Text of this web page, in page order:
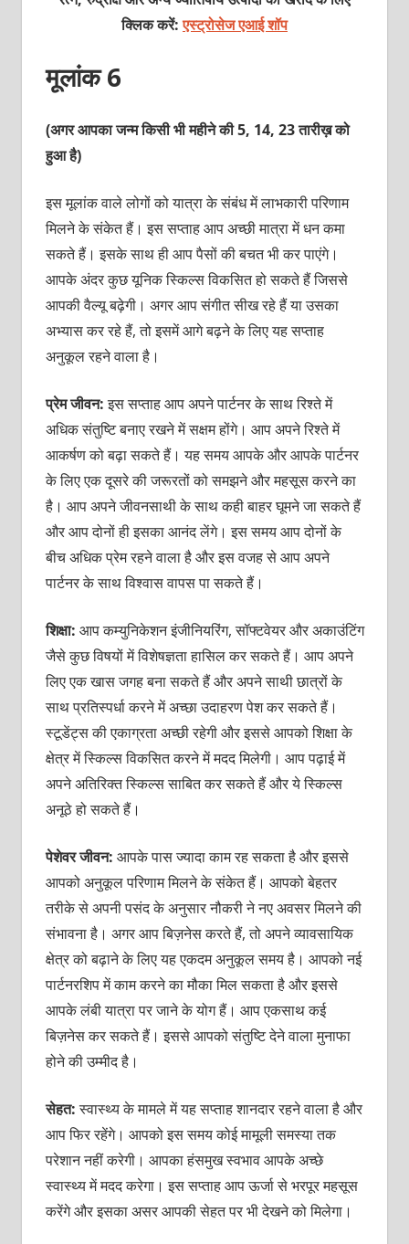
क्लिक करें:एस्ट्रोसेज एआई शॉप
मूलांक 6
(अगर आपका जन्म किसी भी महीने की 5, 14, 23 तारीख़ को
हुआ है)
इस मूलांक वाले लोगों को यात्रा के संबंध में लाभकारी परिणाम
मिलने के संकेत हैं। इस सप्ताह आप अच्छी मात्रा में धन कमा
सकते हैं। इसके साथ ही आप पैसों की बचत भी कर पाएंगे।
आपके अंदर कुछ यूनिक स्किल्स विकसित हो सकते हैं जिससे
आपकी वैल्यू बढ़ेगी। अगर आप संगीत सीख रहे हैं या उसका
अभ्यास कर रहे हैं, तो इसमें आगे बढ़ने के लिए यह सप्ताह
अनुकूल रहने वाला है।
प्रेम जीवन:इस सप्ताह आप अपने पार्टनर के साथ रिश्ते में
अधिक संतुष्टि बनाए रखने में सक्षम होंगे। आप अपने रिश्ते में
आकर्षण को बढ़ा सकते हैं। यह समय आपके और आपके पार्टनर
के लिए एक दूसरे की जरूरतों को समझने और महसूस करने का
है। आप अपने जीवनसाथी के साथ कही बाहर घूमने जा सकते हैं
और आप दोनों ही इसका आनंद लेंगे। इस समय आप दोनों के
बीच अधिक प्रेम रहने वाला है और इस वजह से आप अपने
पार्टनर के साथ विश्वास वापस पा सकते हैं।
शिक्षा: आप कम्युनिकेशन इंजीनियरिंग, सॉफ्टवेयर और अकाउंटिंग
जैसे कुछ विषयों में विशेषज्ञता हासिल कर सकते हैं। आप अपने
लिए एक खास जगह बना सकते हैं और अपने साथी छात्रों के
साथ प्रतिस्पर्धा करने में अच्छा उदाहरण पेश कर सकते हैं।
स्टूडेंट्स की एकाग्रता अच्छी रहेगी और इससे आपको शिक्षा के
क्षेत्र में स्किल्स विकसित करने में मदद मिलेगी। आप पढ़ाई में
अपने अतिरिक्त स्किल्स साबित कर सकते हैं और ये स्किल्स
अनूठे हो सकते हैं।
पेशेवर जीवन: आपके पास ज्यादा काम रह सकता है और इससे
आपको अनुकूल परिणाम मिलने के संकेत हैं। आपको बेहतर
तरीके से अपनी पसंद के अनुसार नौकरी ने नए अवसर मिलने की
संभावना है। अगर आप बिज़नेस करते हैं, तो अपने व्यावसायिक
क्षेत्र को बढ़ाने के लिए यह एकदम अनुकूल समय है। आपको नई
पार्टनरशिप में काम करने का मौका मिल सकता है और इससे
आपके लंबी यात्रा पर जाने के योग हैं। आप एकसाथ कई
बिज़नेस कर सकते हैं। इससे आपको संतुष्टि देने वाला मुनाफा
होने की उम्मीद है।
सेहत:स्वास्थ्य के मामले में यह सप्ताह शानदार रहने वाला है और
आप फिर रहेंगे। आपको इस समय कोई मामूली समस्या तक
परेशान नहीं करेगी। आपका हंसमुख स्वभाव आपके अच्छे
स्वास्थ्य में मदद करेगा। इस सप्ताह आप ऊर्जा से भरपूर महसूस
करेंगे और इसका असर आपकी सेहत पर भी देखने को मिलेगा।